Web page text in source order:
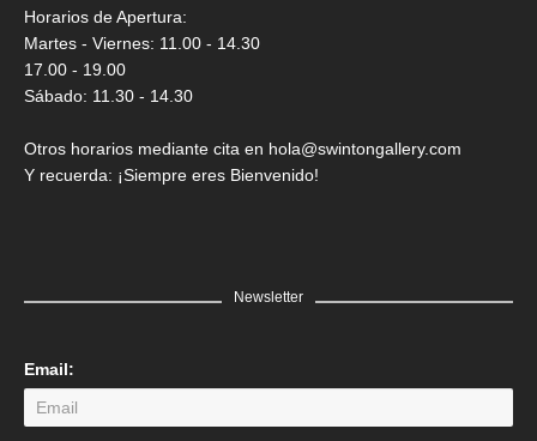
Horarios de Apertura:
Martes - Viernes: 11.00 - 14.30
17.00 - 19.00
Sábado: 11.30 - 14.30
Otros horarios mediante cita en hola@swintongallery.com
Y recuerda: ¡Siempre eres Bienvenido!
Newsletter
Email: